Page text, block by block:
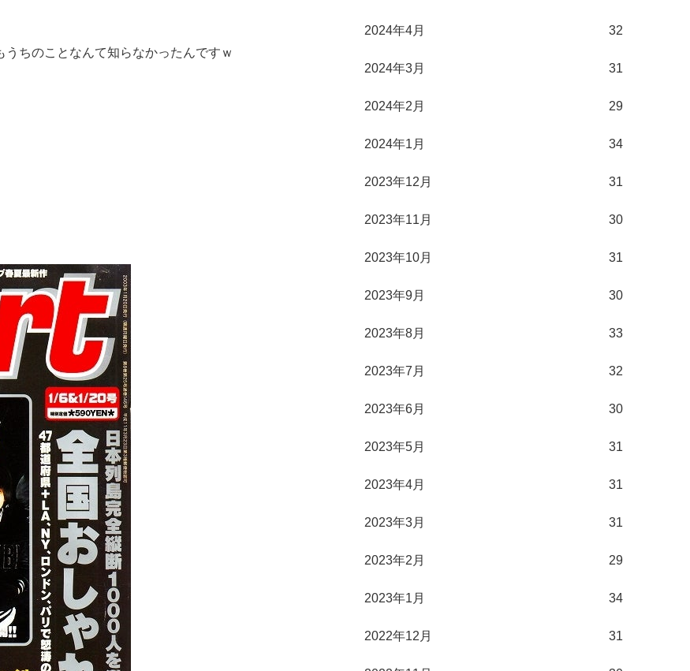
ちのことなんて知らなかったんですｗ
2024年4月 32
2024年3月 31
2024年2月 29
2024年1月 34
2023年12月 31
2023年11月 30
2023年10月 31
2023年9月 30
2023年8月 33
2023年7月 32
2023年6月 30
2023年5月 31
2023年4月 31
2023年3月 31
2023年2月 29
2023年1月 34
2022年12月 31